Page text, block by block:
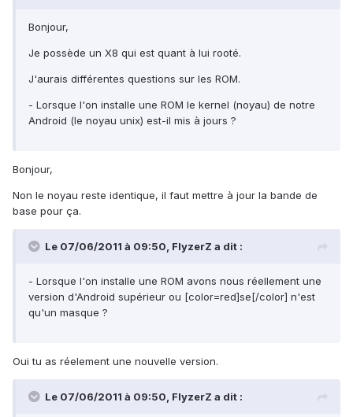
Bonjour,
Je possède un X8 qui est quant à lui rooté.
J'aurais différentes questions sur les ROM.
- Lorsque l'on installe une ROM le kernel (noyau) de notre
Android (le noyau unix) est-il mis à jours ?
Bonjour,
Non le noyau reste identique, il faut mettre à jour la bande de
base pour ça.
Le 07/06/2011 à 09:50, FlyzerZ a dit :
- Lorsque l'on installe une ROM avons nous réellement une
version d'Android supérieur ou [color=red]se[/color] n'est
qu'un masque ?
Oui tu as réelement une nouvelle version.
Le 07/06/2011 à 09:50, FlyzerZ a dit :